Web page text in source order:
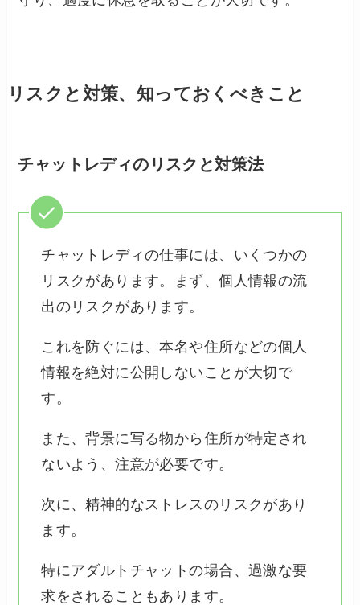
リスクと対策、知っておくべきこと
チャットレディのリスクと対策法
チャットレディの仕事には、いくつかの
リスクがあります。まず、個人情報の流
出のリスクがあります。
これを防ぐには、本名や住所などの個人
情報を絶対に公開しないことが大切で
す。
また、背景に写る物から住所が特定され
ないよう、注意が必要です。
次に、精神的なストレスのリスクがあり
ます。
特にアダルトチャットの場合、過激な要
求をされることもあります。